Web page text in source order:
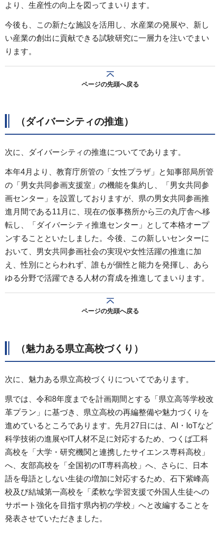
より、生産性の向上を図ってまいります。
今後も、この新たな施設を活用し、水産業の発展や、新し
い産業の創出に貢献できる試験研究に一層力を注いでまい
ります。
ページの先頭へ戻る
（ダイバーシティの推進）
次に、ダイバーシティの推進についてであります。
本年4月より、教育庁所管の「女性プラザ」と知事部局所管
の「男女共同参画支援室」の機能を集約し、「男女共同参
画センター」を設置しておりますが、県の男女共同参画推
進月間である11月に、現在の仮事務所から三の丸庁舎へ移
転し、「ダイバーシティ推進センター」として本格オープ
ンすることといたしました。今後、この新しいセンターに
おいて、男女共同参画社会の実現や女性活躍の推進に加
え、性別にとらわれず、誰もが個性と能力を発揮し、あら
ゆる分野で活躍できる人材の育成を推進してまいります。
ページの先頭へ戻る
（魅力ある県立高校づくり）
次に、魅力ある県立高校づくりについてであります。
県では、令和8年度までを計画期間とする「県立高等学校改
革プラン」に基づき、県立高校の再編整備や魅力づくりを
進めているところであります。先月27日には、AI・IoTなど
科学技術の進展やIT人材不足に対応するため、つくば工科
高校を「大学・研究機関と連携したサイエンス専科高校」
へ、友部高校を「全国初のIT専科高校」へ、さらに、日本
語を母語としない生徒の増加に対応するため、石下紫峰高
校及び結城第一高校を「柔軟な学習支援で外国人生徒への
サポート強化を目指す県内初の学校」へと改編することを
発表させていただきました。